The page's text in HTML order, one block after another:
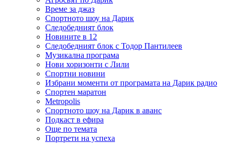
Време за джаз
Спортното шоу на Дарик
Следобедният блок
Новините в 12
Следобедният блок с Тодор Пантилеев
Музикална програма
Нови хоризонти с Лили
Спортни новини
Избрани моменти от програмата на Дарик радио
Спортен маратон
Metropolis
Спортното шоу на Дарик в аванс
Подкаст в ефира
Още по темата
Портрети на успеха